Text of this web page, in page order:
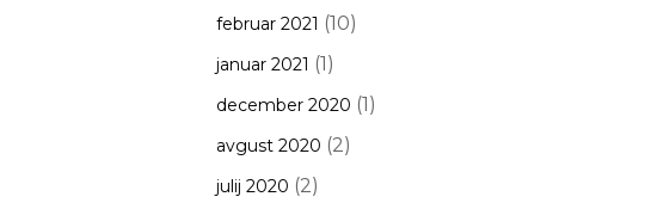
februar 2021 (10)
januar 2021 (1)
december 2020 (1)
avgust 2020 (2)
julij 2020 (2)